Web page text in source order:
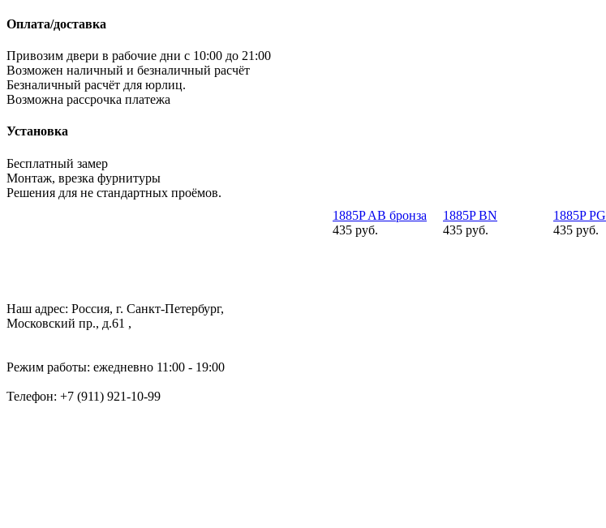
Оплата/доставка
Привозим двери в рабочие дни с 10:00 до 21:00
Возможен наличный и безналичный расчёт
Безналичный расчёт для юрлиц.
Возможна рассрочка платежа
Установка
Бесплатный замер
Монтаж, врезка фурнитуры
Решения для не стандартных проёмов.
1885P AB бронза
435 руб.
1885P BN
435 руб.
1885P PG
435 руб.
Наш адрес: Россия, г. Санкт-Петербург,
Московский пр., д.61 ,
Режим работы: ежедневно 11:00 - 19:00
Телефон: +7 (911) 921-10-99